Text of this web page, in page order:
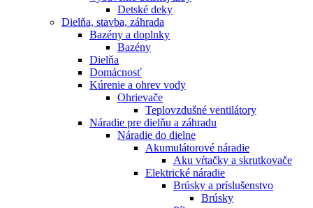
Detské deky
Dielňa, stavba, záhrada
Bazény a doplnky
Bazény
Dielňa
Domácnosť
Kúrenie a ohrev vody
Ohrievače
Teplovzdušné ventilátory
Náradie pre dielňu a záhradu
Náradie do dielne
Akumulátorové náradie
Aku vŕtačky a skrutkovače
Elektrické náradie
Brúsky a príslušenstvo
Brúsky